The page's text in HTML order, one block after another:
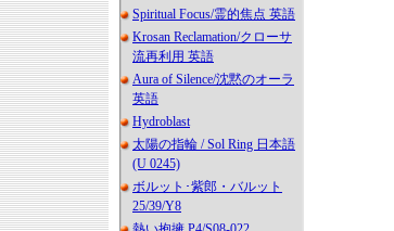
Spiritual Focus/霊的焦点 英語
Krosan Reclamation/クローサ
流再利用 英語
Aura of Silence/沈黙のオーラ
英語
Hydroblast
太陽の指輪 / Sol Ring 日本語
(U 0245)
ボルット･紫郎・バルット
25/39/Y8